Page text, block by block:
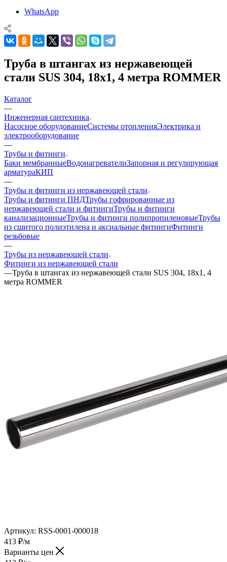
WhatsApp
Труба в штангах из нержавеющей
стали SUS 304, 18х1, 4 метра ROMMER
Каталог
—
Инженерная сантехника
Насосное оборудованиеСистемы отопленияЭлектрика и
электрооборудование
—
Трубы и фитинги
Баки мембранныеВодонагревателиЗапорная и регулирующая
арматураКИП
—
Трубы и фитинги из нержавеющей стали
Трубы и фитинги ПНДТрубы гофрированные из
нержавеющей стали и фитингиТрубы и фитинги
канализационныеТрубы и фитинги полипропиленовыеТрубы
из сшитого полиэтилена и аксиальные фитингиФитинги
резьбовые
—
Трубы из нержавеющей стали
Фитинги из нержавеющей стали
—Труба в штангах из нержавеющей стали SUS 304, 18х1, 4
метра ROMMER
Артикул: RSS-0001-000018
413 ₽/м
Варианты цен